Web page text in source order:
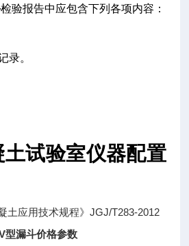
检验报告中应包含下列各项内容：
录。
土试验室仪器配置
土应用技术规程》JGJ/T283-2012
型漏斗价格参数